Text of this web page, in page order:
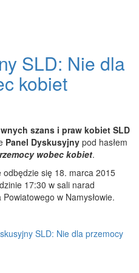
SLD: Nie dla
kobiet
szans i praw kobiet SLD
Panel Dyskusyjny pod hasłem
wobec kobiet.
odbędzie się 18. marca 2015
17:30 w sali narad
w Namysłowie.
SLD: Nie dla przemocy